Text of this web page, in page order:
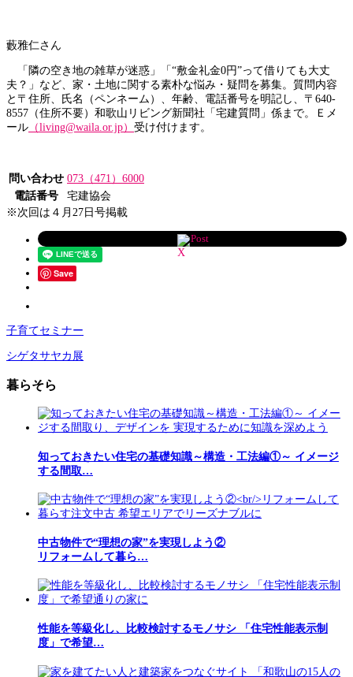
藪雅仁さん
「隣の空き地の雑草が迷惑」「“敷金礼金0円”って借りても大丈
夫？」など、家・土地に関する素朴な悩み・疑問を募集。質問内容
と〒住所、氏名（ペンネーム）、年齢、電話番号を明記し、〒640-
8557（住所不要）和歌山リビング新聞社「宅建質問」係まで。Ｅメ
ール （living@waila.or.jp） 受け付けます。
問い合わせ 073（471）6000
電話番号
宅建協会
※次回は４月27日号掲載
Post
Save
子育てセミナー
シゲタサヤカ展
暮らそら
知っておきたい住宅の基礎知識～構造・工法編①～ イメージ
する間取…
中古物件で“理想の家”を実現しよう②
リフォームして暮ら…
性能を等級化し、比較検討するモノサシ 「住宅性能表示制
度」で希望…